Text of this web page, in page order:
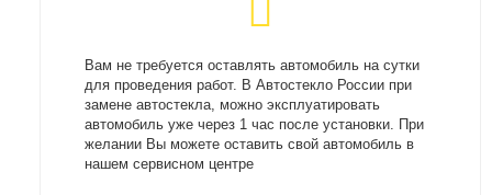
Вам не требуется оставлять автомобиль на сутки
для проведения работ. В Автостекло России при
замене автостекла, можно эксплуатировать
автомобиль уже через 1 час после установки. При
желании Вы можете оставить свой автомобиль в
нашем сервисном центре